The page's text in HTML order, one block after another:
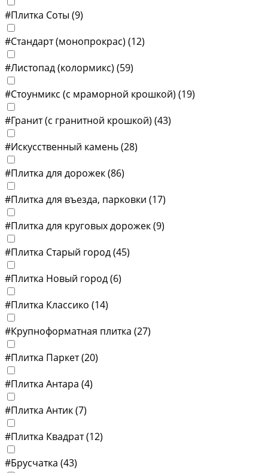
#Плитка Соты (9)
#Стандарт (монопрокрас) (12)
#Листопад (колормикс) (59)
#Стоунмикс (с мраморной крошкой) (19)
#Гранит (с гранитной крошкой) (43)
#Искусственный камень(28)
#Плитка для дорожек(86)
#Плитка для въезда, парковки (17)
#Плитка для круговых дорожек(9)
#Плитка Старый город(45)
#Плитка Новый город(6)
#Плитка Классико (14)
#Крупноформатная плитка (27)
#Плитка Паркет(20)
#Плитка Антара (4)
#Плитка Антик(7)
#Плитка Квадрат(12)
#Брусчатка (43)